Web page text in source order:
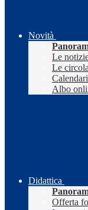
Novità
Le
Le
Albo
Didattica
Offerta